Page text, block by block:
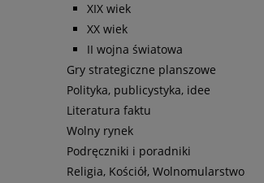
XIX wiek
XX wiek
II wojna światowa
Gry strategiczne planszowe
Polityka, publicystyka, idee
Literatura faktu
Wolny rynek
Podręczniki i poradniki
Religia, Kościół, Wolnomularstwo